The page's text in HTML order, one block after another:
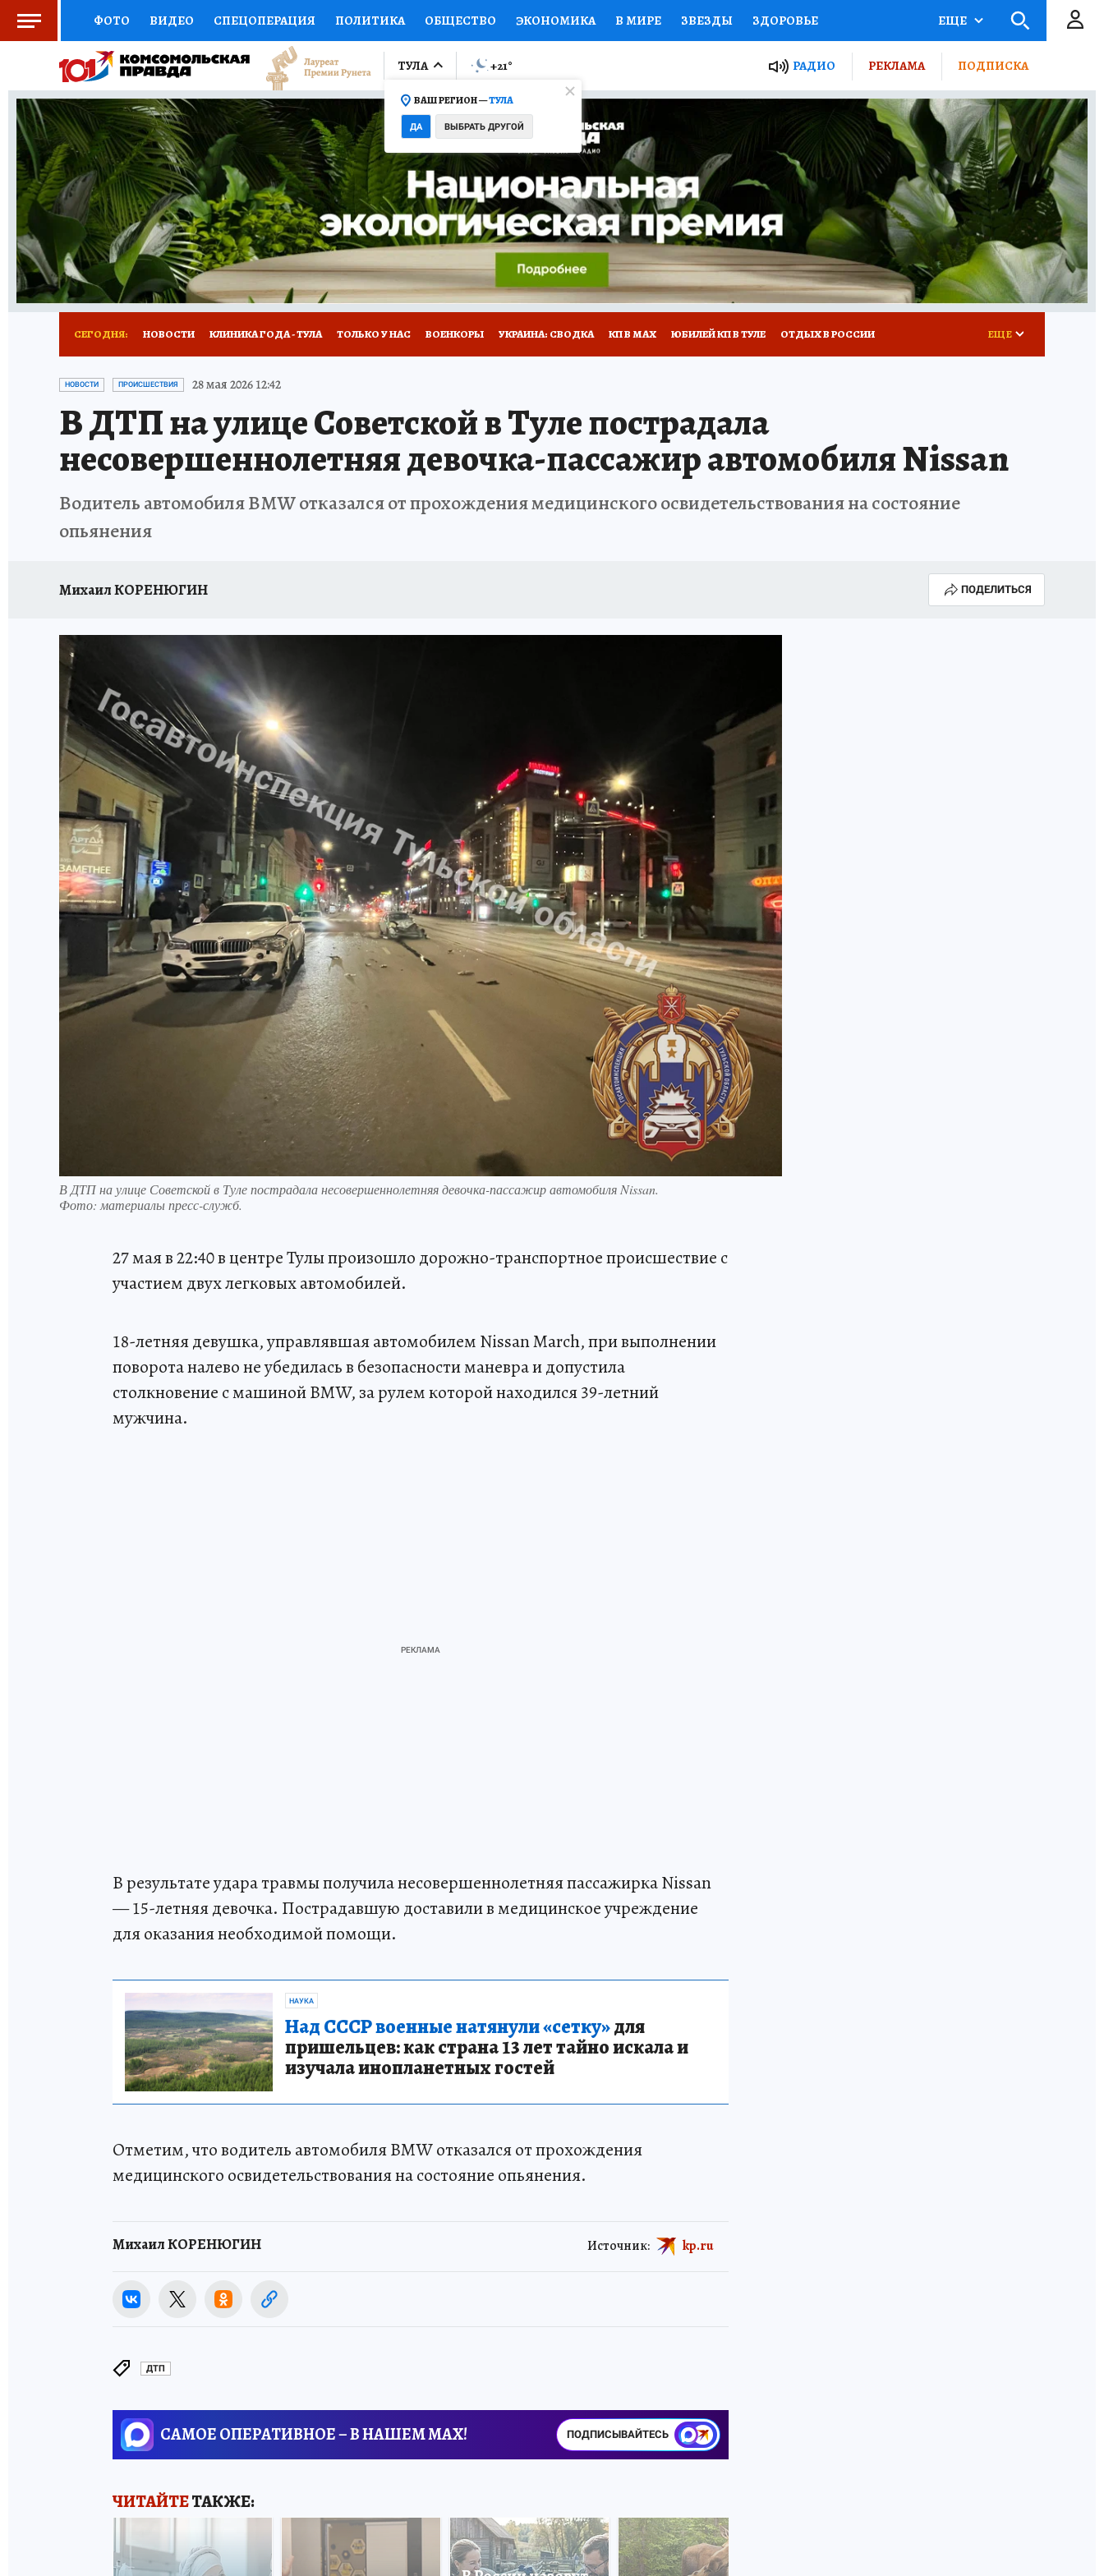
ФОТО ВИДЕО СПЕЦОПЕРАЦИЯ ПОЛИТИКА ОБЩЕСТВО ЭКОНОМИКА В МИРЕ ЗВЕЗДЫ ЗДОРОВЬЕ
СОЦПОДДЕРЖКА НАУКА СПОРТ КОЛУМНИСТЫ ПРОИСШЕСТВИЯ НАЦИОНАЛЬНЫЕ ПРОЕКТЫ РОССИИ
ВЫБОР ЭКСПЕРТОВ ДОКТОР ФИНАНСЫ ОТКРЫВАЕМ МИР СЕМЬЯ ЖЕНСКИЕ СЕКРЕТЫ ПУТЕВОДИТЕЛЬ
КНИЖНАЯ ПОЛКА ПРОГНОЗЫ НА СПОРТ ПРОМОКОДЫ СЕРИАЛЫ СПЕЦПРОЕКТЫ ДЕФИЦИТ ЖЕЛЕЗА ТУРИЗМ
ПРЕСС-ЦЕНТР НЕДВИЖИМОСТЬ ТЕЛЕВИЗОР КОЛЛЕКЦИИ КОНКУРСЫ РАБОТА У НАС ГИД ПОТРЕБИТЕЛЯ ВСЕ О КП
РАДИО КП РЕКЛАМА ТЕСТЫ НОВОЕ НА САЙТЕ
ЕЩЕ
ТУЛА
ВАШ РЕГИОН —ТУЛА
ДА ВЫБРАТЬ ДРУГОЙ
+21° РАДИО РЕКЛАМА ПОДПИСКА
СЕГОДНЯ: НОВОСТИ КЛИНИКА ГОДА - ТУЛА ТОЛЬКО У НАС ВОЕНКОРЫ УКРАИНА: СВОДКА КП В МАХ ЮБИЛЕЙ КП В ТУЛЕ ОТДЫХ В РОССИИ
ЗАПОВЕДНАЯ РОССИЯ ПРОИСШЕСТВИЯ
ЕЩЕ
НОВОСТИ ПРОИСШЕСТВИЯ 28 мая 2026 12:42
В ДТП на улице Советской в Туле пострадала
несовершеннолетняя девочка-пассажир автомобиля Nissan
Водитель автомобиля BMW отказался от прохождения медицинского освидетельствования на состояние
опьянения
Михаил КОРЕНЮГИН ПОДЕЛИТЬСЯ
В ДТП на улице Советской в Туле пострадала несовершеннолетняя девочка-пассажир автомобиля Nissan.
Фото: материалы пресс-служб.
27 мая в 22:40 в центре Тулы произошло дорожно-транспортное происшествие с
участием двух легковых автомобилей.
18-летняя девушка, управлявшая автомобилем Nissan March, при выполнении
поворота налево не убедилась в безопасности маневра и допустила
столкновение с машиной BMW, за рулем которой находился 39-летний
мужчина.
В результате удара травмы получила несовершеннолетняя пассажирка Nissan
— 15-летняя девочка. Пострадавшую доставили в медицинское учреждение
для оказания необходимой помощи.
НАУКА
Над СССР военные натянули «сетку»для
пришельцев: как страна 13 лет тайно искала и
изучала инопланетных гостей
Отметим, что водитель автомобиля BMW отказался от прохождения
медицинского освидетельствования на состояние опьянения.
Михаил КОРЕНЮГИН Источник: kp.ru
ДТП
САМОЕ ОПЕРАТИВНОЕ – В НАШЕМ MAX! ПОДПИСЫВАЙТЕСЬ
ЧИТАЙТЕТАКЖЕ: